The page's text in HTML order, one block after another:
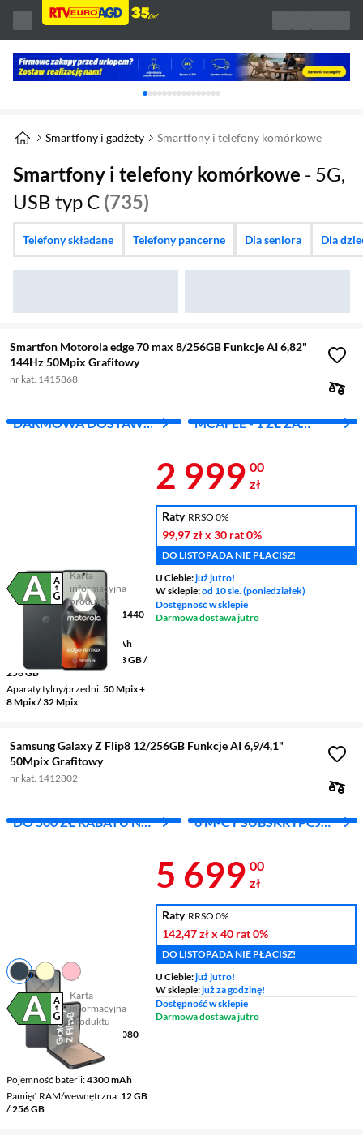
Karuzela z banerami, aktualny element 1 z
Smartfony i gadżety Smartfony i telefony komórkowe
Smartfony i telefony komórkowe - 5G,
USB typ C (735)
Telefony składane Telefony pancerne Dla seniora Dla
Smartfon Motorola edge 70 max 8/256GB Funkcje AI 6,82"
144Hz 50Mpix Grafitowy
nr kat. 1415868
DARMOWA DOSTAWA
MCAFEE - 1 ZŁ ZA
Karta
informacyjna
produktu
Plik w formacie pdf
(otworzy się w nowym oknie)
Wyświetlacz
6,82 " 3168 x 1440
pikseli AMOLED
Pojemność baterii 7100 mAh
Pamięć RAM/wewnętrzna
8 GB /
256 GB
Aparaty tylny/przedni 50 Mpix +
8 Mpix / 32 Mpix
Cena 2 999
2 999 00
zł
Raty RRSO 0%
99,97 złx 30 rat0%
DO LISTOPADA NIE PŁACISZ!
U Ciebie:już jutro!
W sklepie:od 10 sie. (poniedziałek)
Dostępność w sklepie
Darmowa dostawa jutro
Samsung Galaxy Z Flip8 12/256GB Funkcje AI 6,9/4,1"
50Mpix Grafitowy
nr kat. 1412802
DO 500 ZŁ RABATU NA
6 M-CY SUBSKRYPCJI
Karta
informacyjna
produktu
Plik w formacie pdf
(otworzy się w nowym oknie)
Wyświetlacz 6,9 " 2520 x 1080
pikseli AMOLED 2X
Ekran dodatkowy 4,1"
Pojemność baterii 4300 mAh
Pamięć RAM/wewnętrzna 12 GB
/ 256 GB
Cena 5 699
5 699 00
zł
Raty RRSO 0%
142,47 złx 40 rat0%
DO LISTOPADA NIE PŁACISZ!
U Ciebie:już jutro!
W sklepie:już za godzinę!
Dostępność w sklepie
Darmowa dostawa jutro